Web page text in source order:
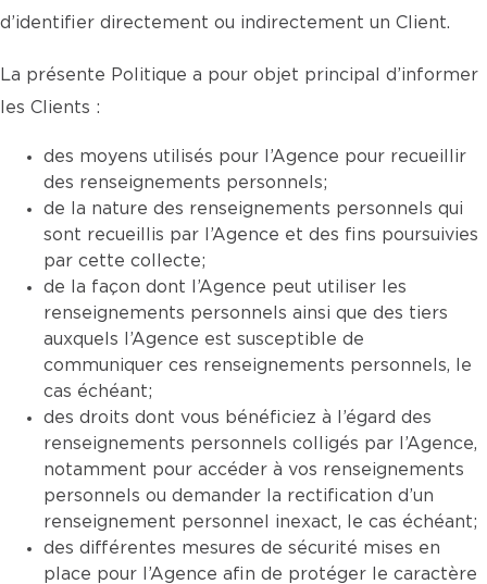
d’identifier directement ou indirectement un Client.
La présente Politique a pour objet principal d’informer
les Clients :
des moyens utilisés pour l’Agence pour recueillir
des renseignements personnels;
de la nature des renseignements personnels qui
sont recueillis par l’Agence et des fins poursuivies
par cette collecte;
de la façon dont l’Agence peut utiliser les
renseignements personnels ainsi que des tiers
auxquels l’Agence est susceptible de
communiquer ces renseignements personnels, le
cas échéant;
des droits dont vous bénéficiez à l’égard des
renseignements personnels colligés par l’Agence,
notamment pour accéder à vos renseignements
personnels ou demander la rectification d’un
renseignement personnel inexact, le cas échéant;
des différentes mesures de sécurité mises en
place pour l’Agence afin de protéger le caractère